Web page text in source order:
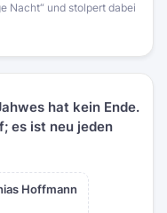
Nacht“ und stolpert dabei
hat kein Ende.
es ist neu jeden
Hoffmann